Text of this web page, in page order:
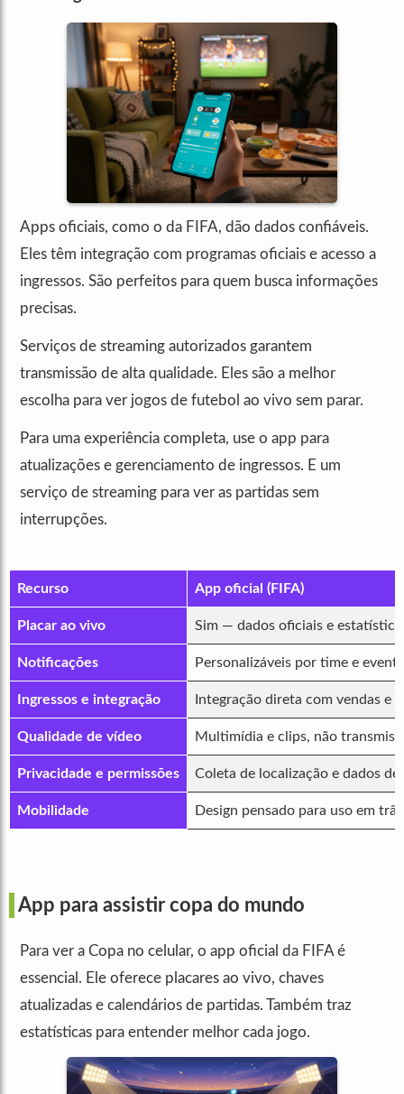
Apps oficiais, como o da FIFA, dão dados confiáveis.
Eles têm integração com programas oficiais e acesso a
ingressos. São perfeitos para quem busca informações
precisas.
Serviços de streaming autorizados garantem
transmissão de alta qualidade. Eles são a melhor
escolha para ver jogos de futebol ao vivo sem parar.
Para uma experiência completa, use o app para
atualizações e gerenciamento de ingressos. E um
serviço de streaming para ver as partidas sem
interrupções.
Recurso App oficial (FIFA)
Placar ao vivo Sim — dados oficiais e
Notificações Personalizáveis por time e
Ingressos e integração Integração direta com vendas e
Qualidade de vídeo Multimídia e clips, não
Privacidade e permissões Coleta de localização e dados de
Mobilidade Design pensado para uso em
App para assistir copa do mundo
Para ver a Copa no celular, o app oficial da FIFA é
essencial. Ele oferece placares ao vivo, chaves
atualizadas e calendários de partidas. Também traz
estatísticas para entender melhor cada jogo.